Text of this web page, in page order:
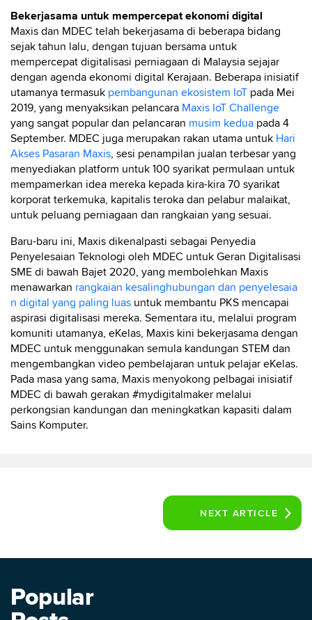
Bekerjasama untuk mempercepat ekonomi digital
Maxis dan MDEC telah bekerjasama di beberapa bidang
sejak tahun lalu, dengan tujuan bersama untuk
mempercepat digitalisasi perniagaan di Malaysia sejajar
dengan agenda ekonomi digital Kerajaan. Beberapa inisiatif
utamanya termasuk pembangunan ekosistem IoT pada Mei
2019, yang menyaksikan pelancara Maxis IoT Challenge
yang sangat popular dan pelancaran musim kedua pada 4
September. MDEC juga merupakan rakan utama untuk Hari
Akses Pasaran Maxis, sesi penampilan jualan terbesar yang
menyediakan platform untuk 100 syarikat permulaan untuk
mempamerkan idea mereka kepada kira-kira 70 syarikat
korporat terkemuka, kapitalis teroka dan pelabur malaikat,
untuk peluang perniagaan dan rangkaian yang sesuai.
Baru-baru ini, Maxis dikenalpasti sebagai Penyedia
Penyelesaian Teknologi oleh MDEC untuk Geran Digitalisasi
SME di bawah Bajet 2020, yang membolehkan Maxis
menawarkan rangkaian kesalinghubungan dan penyelesaia
n digital yang paling luas untuk membantu PKS mencapai
aspirasi digitalisasi mereka. Sementara itu, melalui program
komuniti utamanya, eKelas, Maxis kini bekerjasama dengan
MDEC untuk menggunakan semula kandungan STEM dan
mengembangkan video pembelajaran untuk pelajar eKelas.
Pada masa yang sama, Maxis menyokong pelbagai inisiatif
MDEC di bawah gerakan #mydigitalmaker melalui
perkongsian kandungan dan meningkatkan kapasiti dalam
Sains Komputer.
NEXT ARTICLE
Popular